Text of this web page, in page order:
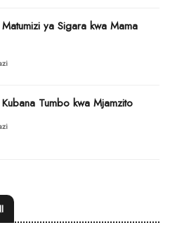
ya Sigara kwa Mama
Tumbo kwa Mjamzito